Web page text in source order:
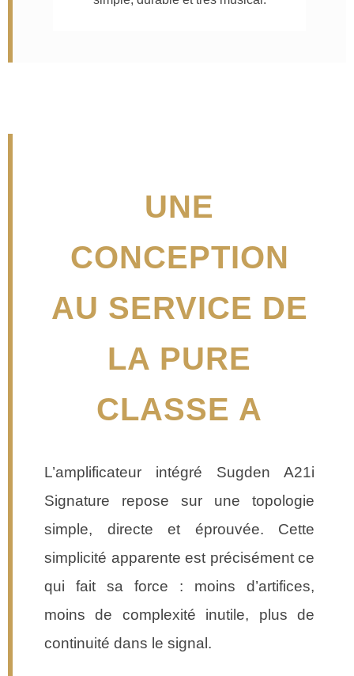
UNE
CONCEPTION
AU SERVICE DE
LA PURE
CLASSE A
L’amplificateur intégré Sugden A21i
Signature repose sur une topologie
simple, directe et éprouvée. Cette
simplicité apparente est précisément ce
qui fait sa force : moins d’artifices,
moins de complexité inutile, plus de
continuité dans le signal.